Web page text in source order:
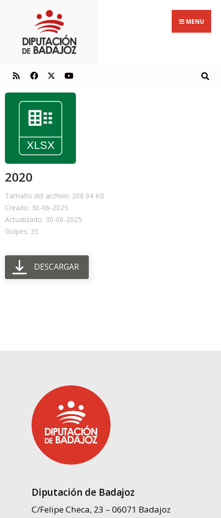
MENU
2020
Tamaño del archivo: 208.94 KB
Creado: 30-06-2025
Actualizado: 30-06-2025
Golpes: 35
DESCARGAR
Diputación de Badajoz
C/Felipe Checa, 23 – 06071 Badajoz